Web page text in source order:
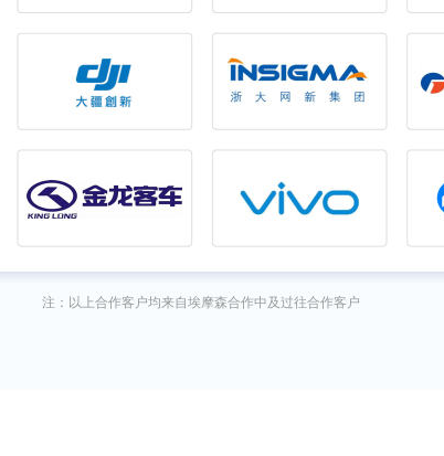
注：以上合作客户均来自埃摩森合作中及过往合作客户